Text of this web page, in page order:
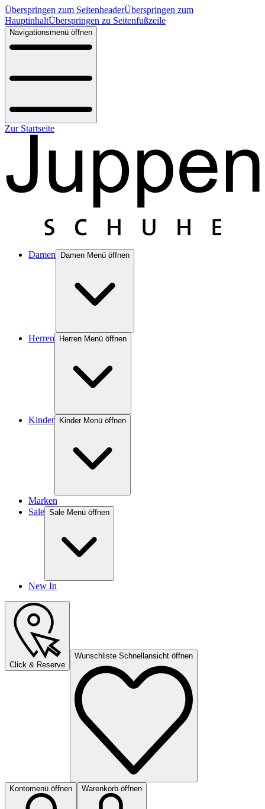
Überspringen zum SeitenheaderÜberspringen zum
HauptinhaltÜberspringen zu Seitenfußzeile
Navigationsmenü öffnen
Zur Startseite
Damen Damen Menü öffnen
Herren Herren Menü öffnen
Kinder Kinder Menü öffnen
Marken
Sale Sale Menü öffnen
New In
Click & Reserve
Wunschliste Schnellansicht öffnen
Kontomenü öffnen Warenkorb öffnen